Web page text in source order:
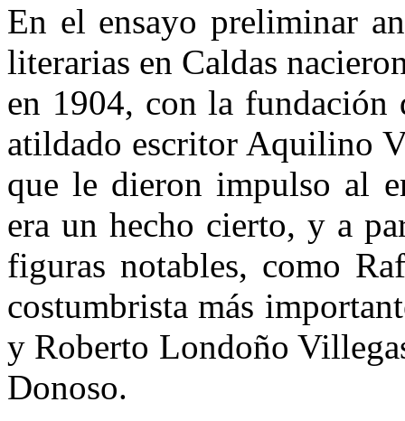
En el ensayo preliminar
literarias en Caldas
en 1904, con la
atildado escritor Aquilino
que le dieron impulso al
era un hecho cierto, y a
figuras notables, como
costumbrista más
y Roberto Londoño
Donoso.